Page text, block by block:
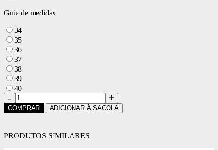
Guia de medidas
34
35
36
37
38
39
40
COMPRAR ADICIONAR À SACOLA
PRODUTOS SIMILARES